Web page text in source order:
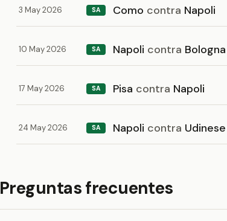
3 May 2026 SA Como contra Napoli
10 May 2026 SA Napoli contra Bologna
17 May 2026 SA Pisa contra Napoli
24 May 2026 SA Napoli contra Udinese
Preguntas frecuentes